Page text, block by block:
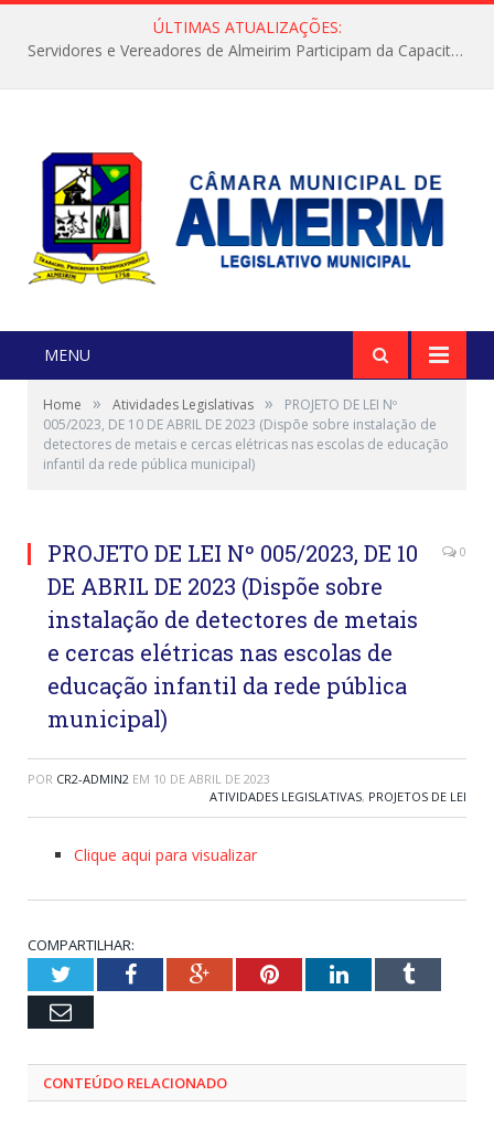
ÚLTIMAS ATUALIZAÇÕES:
Servidores e Vereadores de Almeirim Participam da Capacitação “Orientar é a Nossa Missão”
MENU
Home » Atividades Legislativas »
PROJETO DE LEI Nº
005/2023, DE 10 DE ABRIL DE 2023 (Dispõe sobre instalação de
detectores de metais e cercas elétricas nas escolas de educação
infantil da rede pública municipal)
PROJETO DE LEI Nº 005/2023, DE 10
DE ABRIL DE 2023 (Dispõe sobre
instalação de detectores de metais
e cercas elétricas nas escolas de
educação infantil da rede pública
municipal)
0
POR CR2-ADMIN2 EM 10 DE ABRIL DE 2023
ATIVIDADES LEGISLATIVAS, PROJETOS DE LEI
Clique aqui para visualizar
COMPARTILHAR:
TwitterFacebookGoogle+PinterestLinkedInTumblr
Email
CONTEÚDO RELACIONADO